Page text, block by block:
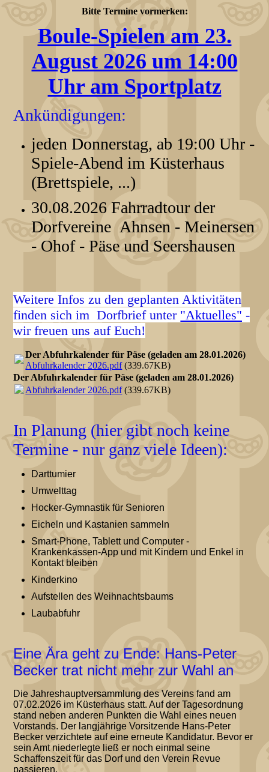
Bitte Termine vormerken:
Boule-Spielen am 23.
August 2026 um 14:00
Uhr am Sportplatz
Ankündigungen:
jeden Donnerstag, ab 19:00 Uhr -
Spiele-Abend im Küsterhaus
(Brettspiele, ...)
30.08.2026 Fahrradtour der
Dorfvereine Ahnsen - Meinersen
- Ohof - Päse und Seershausen
Weitere Infos zu den geplanten Aktivitäten
finden sich im Dorfbrief unter "Aktuelles" -
wir freuen uns auf Euch!
Der Abfuhrkalender für Päse (geladen am 28.01.2026)
Abfuhrkalender 2026.pdf(339.67KB)
Der Abfuhrkalender für Päse (geladen am 28.01.2026)
Abfuhrkalender 2026.pdf(339.67KB)
In Planung (hier gibt noch keine
Termine - nur ganz viele Ideen):
Darttumier
Umwelttag
Hocker-Gymnastik für Senioren
Eicheln und Kastanien sammeln
Smart-Phone, Tablett und Computer -
Krankenkassen-App und mit Kindern und Enkel in
Kontakt bleiben
Kinderkino
Aufstellen des Weihnachtsbaums
Laubabfuhr
Eine Ära geht zu Ende: Hans-Peter
Becker trat nicht mehr zur Wahl an
Die Jahreshauptversammlung des Vereins fand am
07.02.2026 im Küsterhaus statt. Auf der Tagesordnung
stand neben anderen Punkten die Wahl eines neuen
Vorstands. Der langjährige Vorsitzende Hans-Peter
Becker verzichtete auf eine erneute Kandidatur. Bevor er
sein Amt niederlegte ließ er noch einmal seine
Schaffenszeit für das Dorf und den Verein Revue
passieren.